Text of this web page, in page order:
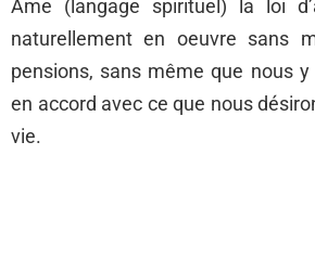
Ame (langage spirituel) la loi
naturellement en oeuvre sans
pensions, sans même que nous
en accord avec ce que nous
vie.